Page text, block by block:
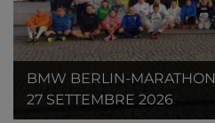
BMW BERLIN-MARATHON
27 SETTEMBRE 2026